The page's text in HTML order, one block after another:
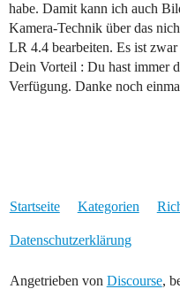
habe. Damit kann ich auch
Kamera-Technik über das
LR 4.4 bearbeiten. Es ist
Dein Vorteil : Du hast immer
Verfügung. Danke noch
Startseite Kategorien
Datenschutzerklärung
Angetrieben von Discourse,